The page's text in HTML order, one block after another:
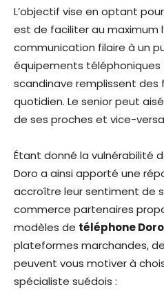
L’objectif vise en optant
est de faciliter au maximum
communication filaire à un
équipements téléphoniques
scandinave remplissent
quotidien. Le senior peut
de ses proches et vice-
Étant donné la vulnérabilité
Doro a ainsi apporté une
accroître leur sentiment de
commerce partenaires
modèles de téléphone
plateformes marchandes,
peuvent vous motiver à
spécialiste suédois :